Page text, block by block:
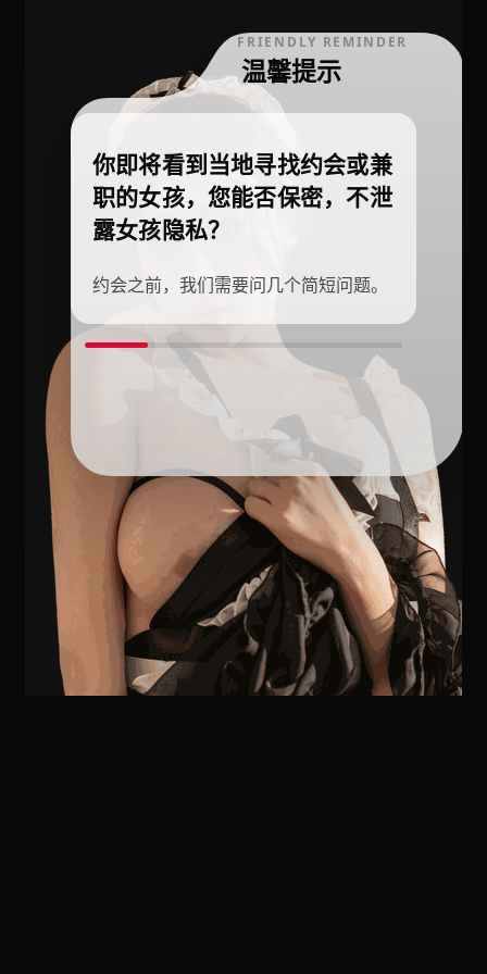
FRIENDLY REMINDER
温馨提示
你即将看到当地寻找约会或兼
职的女孩，您能否保密，不泄
露女孩隐私？
约会之前，我们需要问几个简短问题。